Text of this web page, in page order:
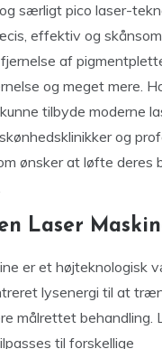
og særligt pico laser-
effektiv og
af
og meget mere.
tilbyde moderne
og
ønsker at løfte deres
Laser
er et højteknologisk
lysenergi til at
målrettet behandling.
til forskellige